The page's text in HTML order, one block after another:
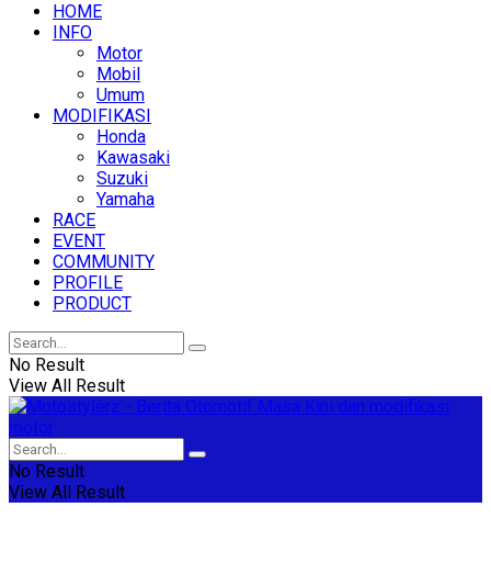
HOME
INFO
Motor
Mobil
Umum
MODIFIKASI
Honda
Kawasaki
Suzuki
Yamaha
RACE
EVENT
COMMUNITY
PROFILE
PRODUCT
No Result
View All Result
No Result
View All Result